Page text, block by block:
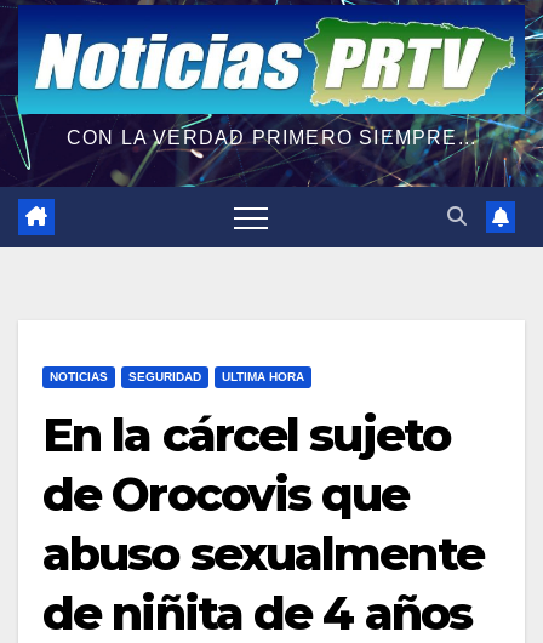
CON LA VERDAD PRIMERO SIEMPRE...
NOTICIAS SEGURIDAD ULTIMA HORA
En la cárcel sujeto
de Orocovis que
abuso sexualmente
de niñita de 4 años